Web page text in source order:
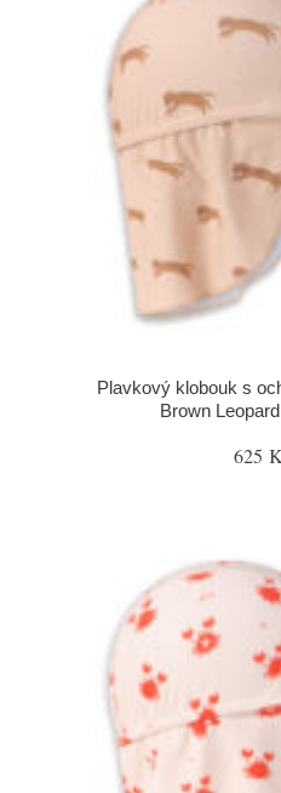
Plavkový klobouk s
Brown
625